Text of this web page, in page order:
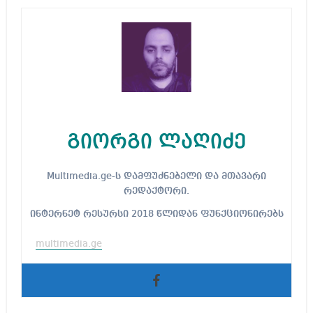
გიორგი ლაღიძე
Multimedia.ge-ს დამფუძნებელი და მთავარი
რედაქტორი.
ინტერნეტ რესურსი 2018 წლიდან ფუნქციონირებს
multimedia.ge